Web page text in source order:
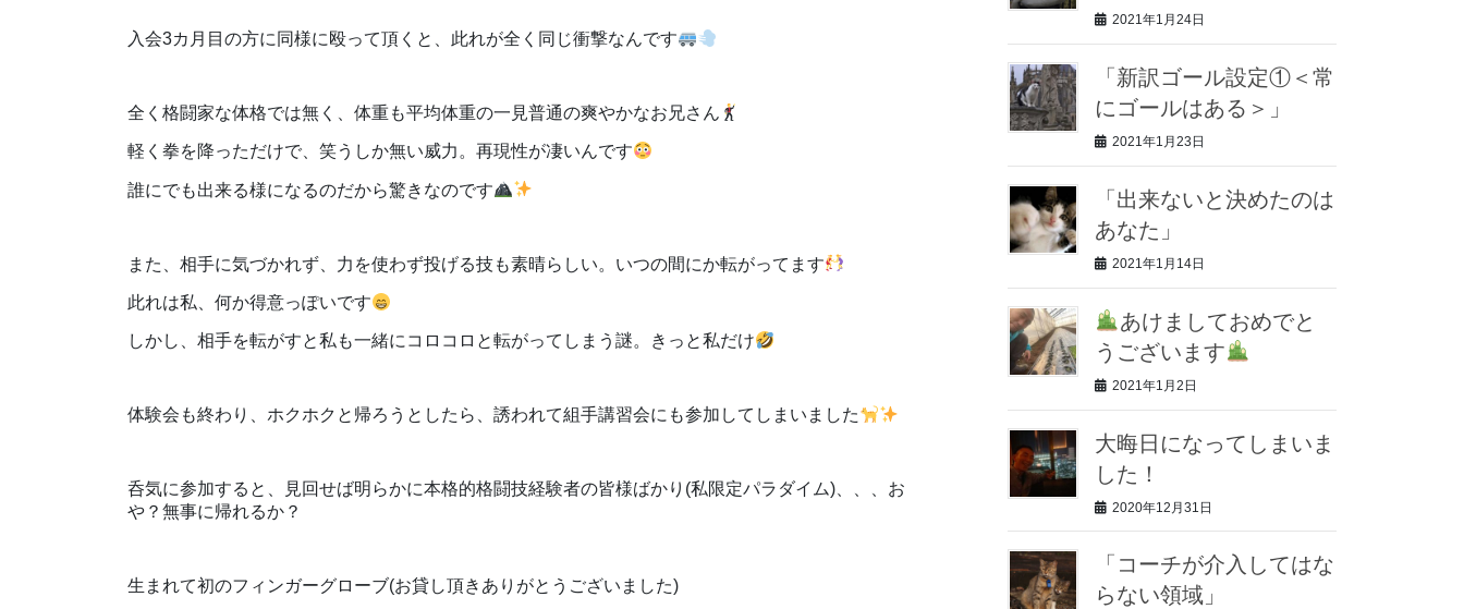
入会3カ月目の方に同様に殴って頂くと、此れが全く同じ衝撃なんです
全く格闘家な体格では無く、体重も平均体重の一見普通の爽やかなお兄さん
軽く拳を降っただけで、笑うしか無い威力。再現性が凄いんです
誰にでも出来る様になるのだから驚きなのです
また、相手に気づかれず、力を使わず投げる技も素晴らしい。いつの間にか転がってます
此れは私、何か得意っぽいです
しかし、相手を転がすと私も一緒にコロコロと転がってしまう謎。きっと私だけ
体験会も終わり、ホクホクと帰ろうとしたら、誘われて組手講習会にも参加してしまいました
呑気に参加すると、見回せば明らかに本格的格闘技経験者の皆様ばかり(私限定パラダイム)、、、お
や？無事に帰れるか？
生まれて初のフィンガーグローブ(お貸し頂きありがとうございました)
2021年1月24日
「新訳ゴール設定①＜常
にゴールはある＞」
2021年1月23日
「出来ないと決めたのは
あなた」
2021年1月14日
あけましておめでと
うございます
2021年1月2日
大晦日になってしまいま
した！
2020年12月31日
「コーチが介入してはな
らない領域」